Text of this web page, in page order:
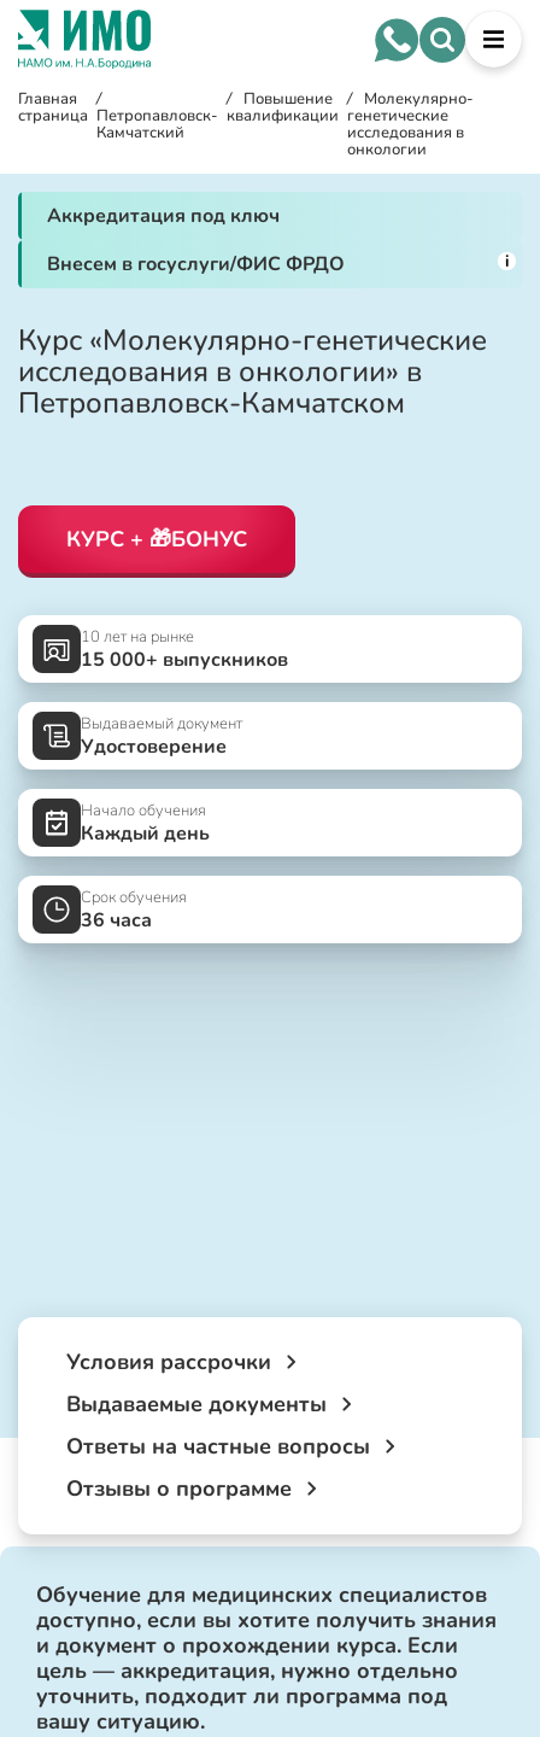
Главная
страница
/
Петропавловск-
Камчатский
/ Повышение
квалификации
/ Молекулярно-
генетические
исследования в
онкологии
Аккредитация под ключ
Внесем в госуслуги/ФИС ФРДО
i
Курс «Молекулярно-генетические
исследования в онкологии» в
Петропавловск-Камчатском
КУРС + 🎁БОНУС
10 лет на рынке
15 000+ выпускников
Выдаваемый документ
Удостоверение
Начало обучения
Каждый день
Срок обучения
36 часа
Условия рассрочки
Выдаваемые документы
Ответы на частные вопросы
Отзывы о программе
Обучение для медицинских специалистов
доступно, если вы хотите получить знания
и документ о прохождении курса. Если
цель — аккредитация, нужно отдельно
уточнить, подходит ли программа под
вашу ситуацию.